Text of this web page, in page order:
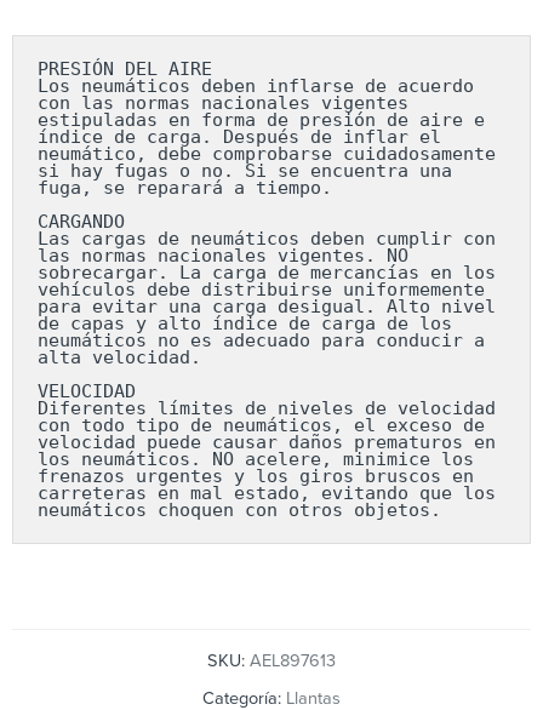
PRESIÓN DEL AIRE
Los neumáticos deben inflarse de acuerdo
con las normas nacionales vigentes
estipuladas en forma de presión de aire e
índice de carga. Después de inflar el
neumático, debe comprobarse cuidadosamente
si hay fugas o no. Si se encuentra una
fuga, se reparará a tiempo.
CARGANDO
Las cargas de neumáticos deben cumplir con
las normas nacionales vigentes. NO
sobrecargar. La carga de mercancías en los
vehículos debe distribuirse uniformemente
para evitar una carga desigual. Alto nivel
de capas y alto índice de carga de los
neumáticos no es adecuado para conducir a
alta velocidad.
VELOCIDAD
Diferentes límites de niveles de velocidad
con todo tipo de neumáticos, el exceso de
velocidad puede causar daños prematuros en
los neumáticos. NO acelere, minimice los
frenazos urgentes y los giros bruscos en
carreteras en mal estado, evitando que los
neumáticos choquen con otros objetos.
SKU: AEL897613
Categoría: Llantas